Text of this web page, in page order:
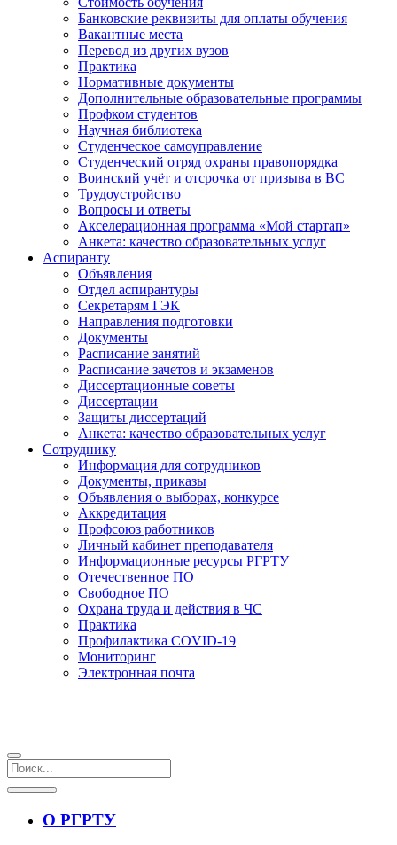
Банковские реквизиты для оплаты обучения
Вакантные места
Перевод из других вузов
Практика
Нормативные документы
Дополнительные образовательные программы
Профком студентов
Научная библиотека
Студенческое самоуправление
Студенческий отряд охраны правопорядка
Воинский учёт и отсрочка от призыва в ВС
Трудоустройство
Вопросы и ответы
Акселерационная программа «Мой стартап»
Анкета: качество образовательных услуг
Аспиранту
Объявления
Отдел аспирантуры
Секретарям ГЭК
Направления подготовки
Документы
Расписание занятий
Расписание зачетов и экзаменов
Диссертационные советы
Диссертации
Защиты диссертаций
Анкета: качество образовательных услуг
Сотруднику
Информация для сотрудников
Документы, приказы
Объявления о выборах, конкурсе
Аккредитация
Профсоюз работников
Личный кабинет преподавателя
Информационные ресурсы РГРТУ
Отечественное ПО
Свободное ПО
Охрана труда и действия в ЧС
Практика
Профилактика COVID-19
Мониторинг
Электронная почта
О РГРТУ